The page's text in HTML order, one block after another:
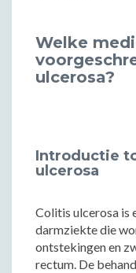
Welke
ulcerosa?
Introductie
ulcerosa
Colitis ulcerosa is
darmziekte die
ontstekingen en
rectum. De